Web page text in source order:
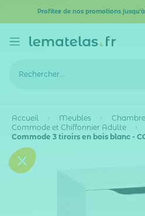
Profitez de nos promotions
Accueil Meubles
Commode et Chiffonnier Adulte
Commode 3 tiroirs en bois blanc -